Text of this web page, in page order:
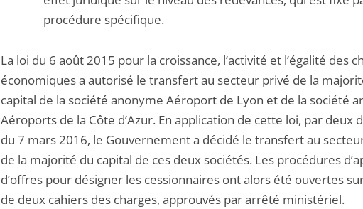
procédure spécifique.
La loi du 6 août 2015 pour la croissance, l’activité et l’égalité des
économiques a autorisé le transfert au secteur privé de la
capital de la société anonyme Aéroport de Lyon et de la société
Aéroports de la Côte d’Azur. En application de cette loi, par deux
du 7 mars 2016, le Gouvernement a décidé le transfert au
de la majorité du capital de ces deux sociétés. Les procédures
d’offres pour désigner les cessionnaires ont alors été ouvertes
de deux cahiers des charges, approuvés par arrêté ministériel.